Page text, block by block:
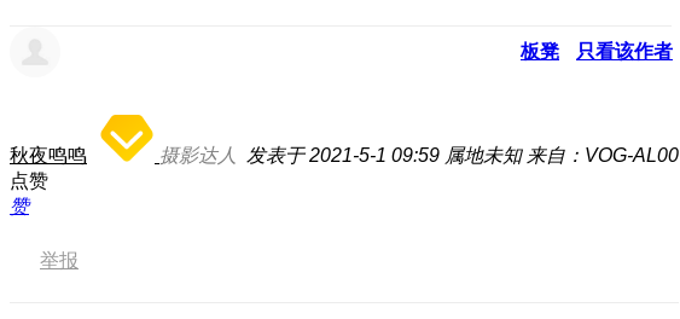
板凳 只看该作者
秋夜鸣鸣 摄影达人 发表于 2021-5-1 09:59 属地未知 来自：VOG-AL00
点赞
赞
举报